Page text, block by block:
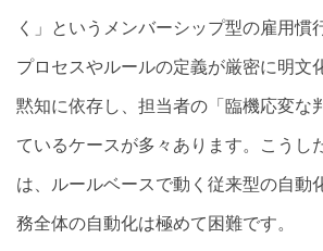
く」というメンバーシップ型の雇用慣
プロセスやルールの定義が厳密に明文
黙知に依存し、担当者の「臨機応変な
ているケースが多々あります。こうし
は、ルールベースで動く従来型の自動
務全体の自動化は極めて困難です。